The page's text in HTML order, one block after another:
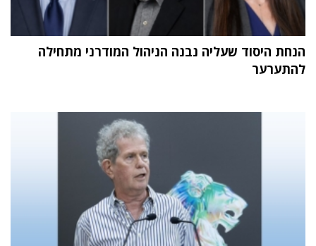
הנחת היסוד שעליה נבנה הניהול המודרני מתחילה
להתערער